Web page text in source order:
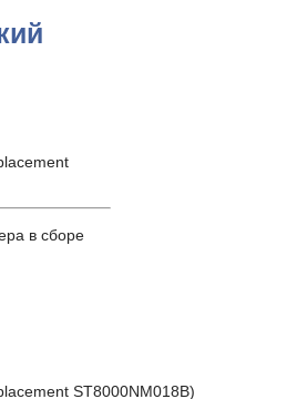
в сборе
ST8000NM018B)